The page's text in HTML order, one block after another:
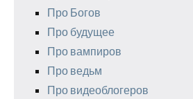
Про Богов
Про будущее
Про вампиров
Про ведьм
Про видеоблогеров